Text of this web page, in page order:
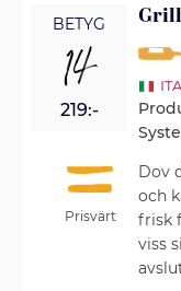
BETYG
14
219:-
Prisvärt
Dov
och
frisk
viss